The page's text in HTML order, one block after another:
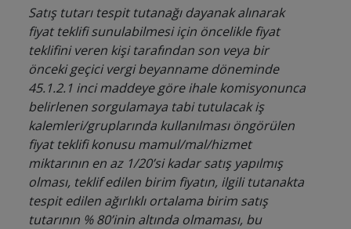
Satış tutarı tespit tutanağı dayanak alınarak
fiyat teklifi sunulabilmesi için öncelikle fiyat
teklifini veren kişi tarafından son veya bir
önceki geçici vergi beyanname döneminde
45.1.2.1 inci maddeye göre ihale komisyonunca
belirlenen sorgulamaya tabi tutulacak iş
kalemleri/gruplarında kullanılması öngörülen
fiyat teklifi konusu mamul/mal/hizmet
miktarının en az 1/20’si kadar satış yapılmış
olması, teklif edilen birim fiyatın, ilgili tutanakta
tespit edilen ağırlıklı ortalama birim satış
tutarının % 80’inin altında olmaması, bu